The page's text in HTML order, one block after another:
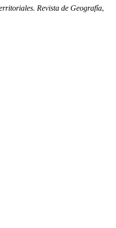
Revista de Geografía,